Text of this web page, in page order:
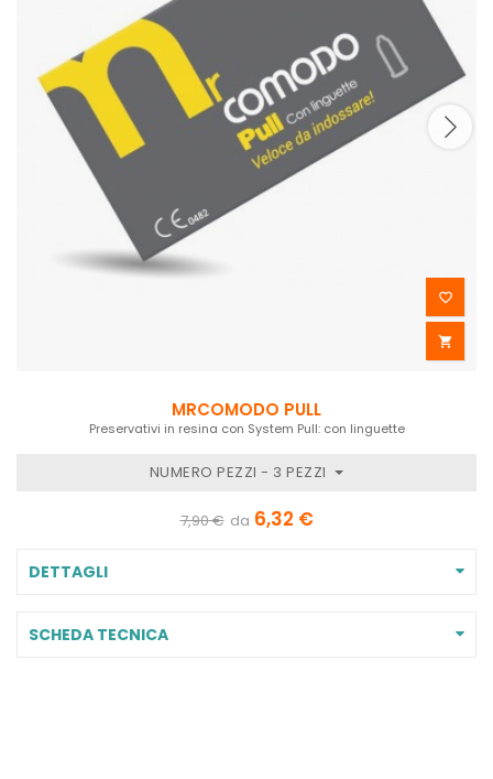


MRCOMODO PULL
Preservativi in resina con System Pull: con linguette
NUMERO PEZZI - 3 PEZZI
7,90 € da 6,32 €
DETTAGLI
SCHEDA TECNICA